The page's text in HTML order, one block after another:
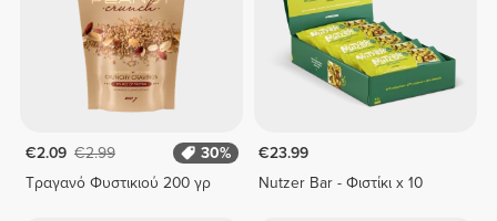
€2.09 €2.99
30%
Τραγανό Φυστικιού 200 γρ
€23.99
Nutzer Bar - Φιστίκι x 10